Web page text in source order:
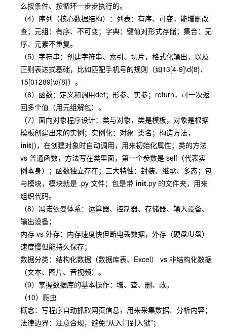
么按条件、按循环一步步执行的。
（4）序列（核心数据结构）：列表：有序、可变，能增删改
查；元组：有序、不可变；字典：键值对形式存储；集合：无
序、元素不重复。
（5）字符串：创建字符串、索引、切片，格式化输出，以及
正则表达式基础，比如匹配手机号的规则（如13[4-9]\d{8}、
15[01289]\d{8}）。
（6）函数：定义和调用def；形参、实参；return，可一次返
回多个值（用元组解包）。
（7）面向对象程序设计：类与对象，类是模板，对象是根据
模板创建出来的实例；实例化：对象=类名；构造方法，
init()，在创建对象时自动调用，用来初始化属性；类的方法
vs 普通函数，方法写在类里面，第一个参数是 self（代表实
例本身）；函数独立存在；三大特性：封装、继承、多态；包
与模块，模块就是 .py 文件；包是带 init.py 的文件夹，用来
组织代码。
（8）冯诺依曼体系：运算器、控制器、存储器、输入设备、
输出设备；
内存 vs 外存：内存速度快但断电丢数据，外存（硬盘/U盘）
速度慢但能持久保存；
数据分类：结构化数据（数据库表、Excel） vs 非结构化数据
（文本、图片、音视频）。
（9）掌握数据库的基本操作：增、查、删、改。
（10）爬虫
概念：写程序自动抓取网页信息，用来采集数据、分析内容；
法律边界：注意合规，避免“从入门到入狱”；